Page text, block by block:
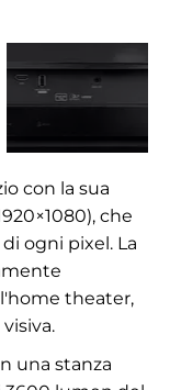
con la sua
che
ogni pixel. La
theater,
una stanza